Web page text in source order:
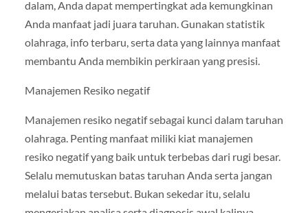
dalam, Anda dapat mempertingkat ada kemungkinan
Anda manfaat jadi juara taruhan. Gunakan statistik
olahraga, info terbaru, serta data yang lainnya manfaat
membantu Anda membikin perkiraan yang presisi.
Manajemen Resiko negatif
Manajemen resiko negatif sebagai kunci dalam taruhan
olahraga. Penting manfaat miliki kiat manajemen
resiko negatif yang baik untuk terbebas dari rugi besar.
Selalu memutuskan batas taruhan Anda serta jangan
melalui batas tersebut. Bukan sekedar itu, selalu